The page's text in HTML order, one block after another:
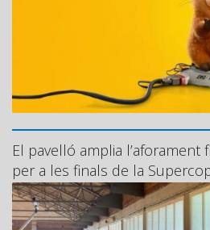
El pavelló amplia l’aforament
per a les finals de la